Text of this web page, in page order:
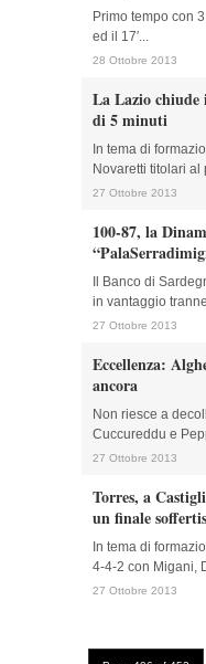
Primo tempo con
ed il 17′...
28 Ottobre 2013
La Lazio
di 5 minuti
In tema di
Novaretti titolari al
27 Ottobre 2013
100-87, la
Il Banco di
in vantaggio
27 Ottobre 2013
Eccellenza:
ancora
Non riesce a
Cuccureddu e
27 Ottobre 2013
Torres, a
un finale
In tema di
4-4-2 con Migani,
27 Ottobre 2013